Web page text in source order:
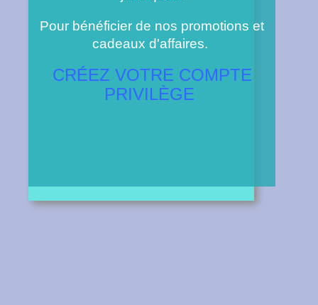
Pour bénéficier de nos promotions et
cadeaux d'affaires.
CRÉEZ VOTRE COMPTE
PRIVILÈGE